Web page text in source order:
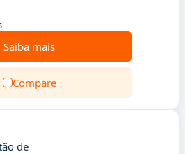
Saiba mais
Compare
de